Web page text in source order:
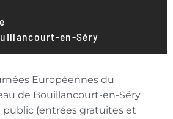
en-Séry
Européennes du
de Bouillancourt-en-Séry
public (entrées gratuites et